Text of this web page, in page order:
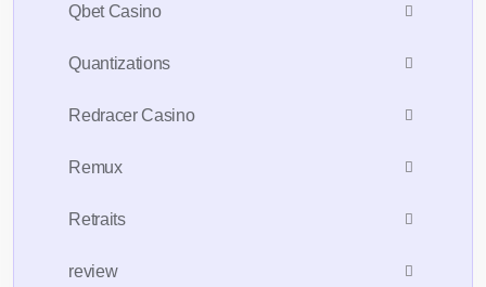
Qbet Casino
Quantizations
Redracer Casino
Remux
Retraits
review